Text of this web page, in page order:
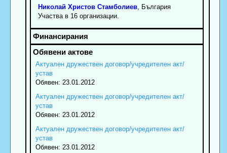
Николай Христов Стамболиев, България
Участва в 16 организации.
Актуален дружествен договор/учредителен акт/
устав
Обявен: 23.01.2012
Актуален дружествен договор/учредителен акт/
устав
Обявен: 23.01.2012
Актуален дружествен договор/учредителен акт/
устав
Обявен: 23.01.2012